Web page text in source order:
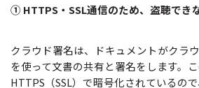
① HTTPS・SSL通信のため、盗聴でき
クラウド署名は、ドキュメントがクラ
を使って文書の共有と署名をします。
HTTPS（SSL）で暗号化されているの